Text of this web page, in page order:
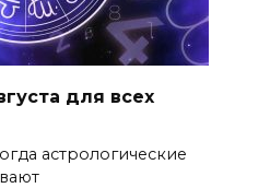
для всех
астрологические